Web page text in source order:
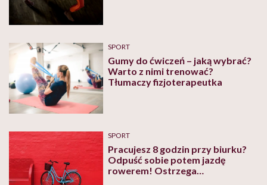
SPORT
Gumy do ćwiczeń – jaką wybrać?
Warto z nimi trenować?
Tłumaczy fizjoterapeutka
SPORT
Pracujesz 8 godzin przy biurku?
Odpuść sobie potem jazdę
rowerem! Ostrzega